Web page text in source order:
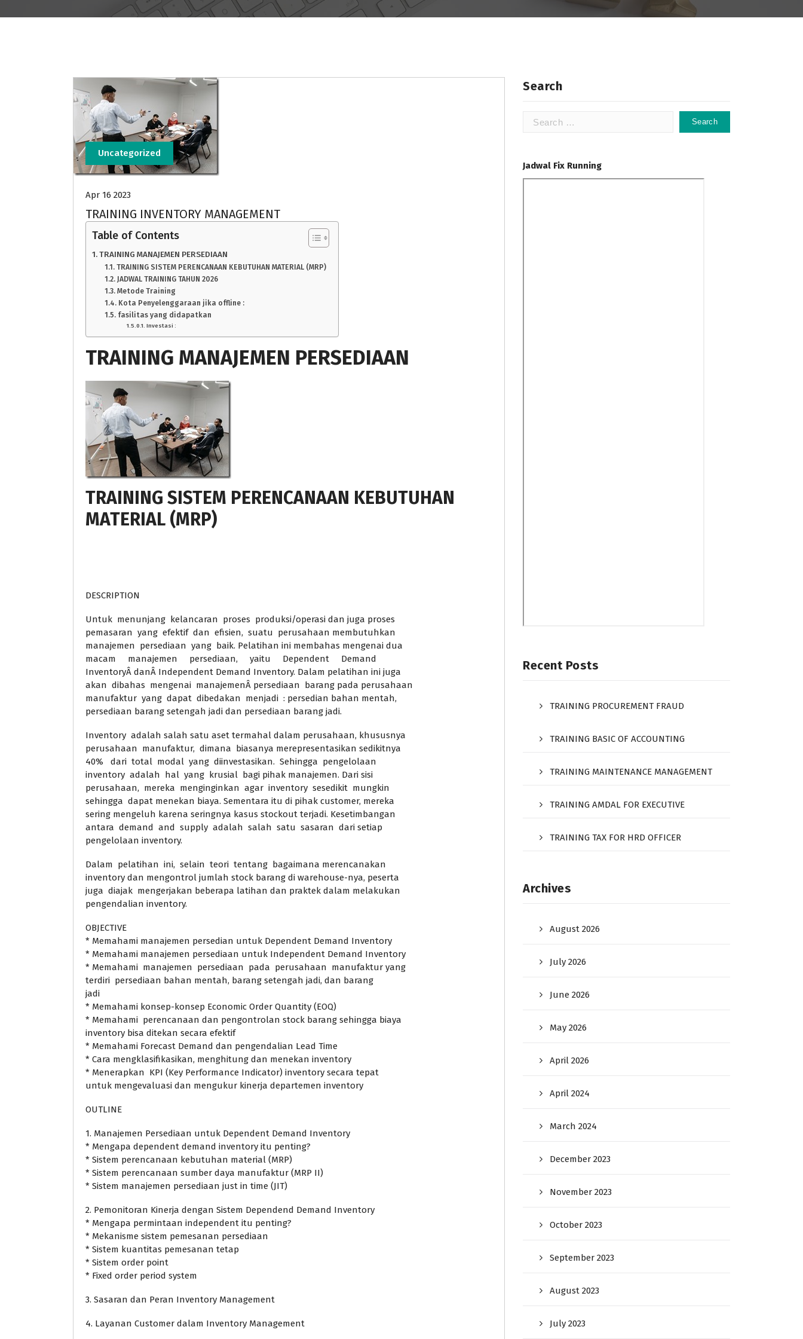
Uncategorized
Apr 16 2023
TRAINING INVENTORY MANAGEMENT
Table of Contents
TRAINING MANAJEMEN PERSEDIAAN
TRAINING SISTEM PERENCANAAN KEBUTUHAN MATERIAL (MRP)
JADWAL TRAINING TAHUN 2026
Metode Training
Kota Penyelenggaraan jika offline :
fasilitas yang didapatkan
Investasi :
TRAINING MANAJEMEN PERSEDIAAN
TRAINING SISTEM PERENCANAAN KEBUTUHAN
MATERIAL (MRP)
DESCRIPTION
Untuk menunjang kelancaran proses produksi/operasi dan juga proses
pemasaran yang efektif dan efisien, suatu perusahaan membutuhkan
manajemen persediaan yang baik. Pelatihan ini membahas mengenai dua
macam manajemen persediaan, yaitu Dependent Demand
InventoryÂ danÂ Independent Demand Inventory. Dalam pelatihan ini juga
akan dibahas mengenai manajemenÂ persediaan barang pada perusahaan
manufaktur yang dapat dibedakan menjadi : persedian bahan mentah,
persediaan barang setengah jadi dan persediaan barang jadi.
Inventory adalah salah satu aset termahal dalam perusahaan, khususnya
perusahaan manufaktur, dimana biasanya merepresentasikan sedikitnya
40% dari total modal yang diinvestasikan. Sehingga pengelolaan
inventory adalah hal yang krusial bagi pihak manajemen. Dari sisi
perusahaan, mereka menginginkan agar inventory sesedikit mungkin
sehingga dapat menekan biaya. Sementara itu di pihak customer, mereka
sering mengeluh karena seringnya kasus stockout terjadi. Kesetimbangan
antara demand and supply adalah salah satu sasaran dari setiap
pengelolaan inventory.
Dalam pelatihan ini, selain teori tentang bagaimana merencanakan
inventory dan mengontrol jumlah stock barang di warehouse-nya, peserta
juga diajak mengerjakan beberapa latihan dan praktek dalam melakukan
pengendalian inventory.
OBJECTIVE
* Memahami manajemen persedian untuk Dependent Demand Inventory
* Memahami manajemen persediaan untuk Independent Demand Inventory
* Memahami manajemen persediaan pada perusahaan manufaktur yang
terdiri persediaan bahan mentah, barang setengah jadi, dan barang
jadi
* Memahami konsep-konsep Economic Order Quantity (EOQ)
* Memahami perencanaan dan pengontrolan stock barang sehingga biaya
inventory bisa ditekan secara efektif
* Memahami Forecast Demand dan pengendalian Lead Time
* Cara mengklasifikasikan, menghitung dan menekan inventory
* Menerapkan KPI (Key Performance Indicator) inventory secara tepat
untuk mengevaluasi dan mengukur kinerja departemen inventory
OUTLINE
1. Manajemen Persediaan untuk Dependent Demand Inventory
* Mengapa dependent demand inventory itu penting?
* Sistem perencanaan kebutuhan material (MRP)
* Sistem perencanaan sumber daya manufaktur (MRP II)
* Sistem manajemen persediaan just in time (JIT)
2. Pemonitoran Kinerja dengan Sistem Dependend Demand Inventory
* Mengapa permintaan independent itu penting?
* Mekanisme sistem pemesanan persediaan
* Sistem kuantitas pemesanan tetap
* Sistem order point
* Fixed order period system
3. Sasaran dan Peran Inventory Management
4. Layanan Customer dalam Inventory Management
Search
Search
Jadwal Fix Running
Recent Posts
TRAINING PROCUREMENT FRAUD
TRAINING BASIC OF ACCOUNTING
TRAINING MAINTENANCE MANAGEMENT
TRAINING AMDAL FOR EXECUTIVE
TRAINING TAX FOR HRD OFFICER
Archives
August 2026
July 2026
June 2026
May 2026
April 2026
April 2024
March 2024
December 2023
November 2023
October 2023
September 2023
August 2023
July 2023